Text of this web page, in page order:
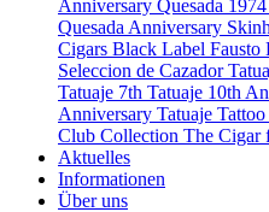
Anniversary Quesada 1974
Quesada Anniversary
Cigars Black Label Fausto
Seleccion de Cazador
Tatuaje 7th Tatuaje 10th
Anniversary Tatuaje Tattoo
Club Collection The Cigar
Aktuelles
Informationen
Über uns